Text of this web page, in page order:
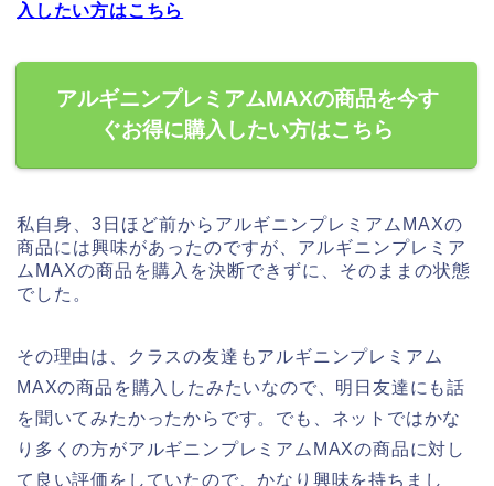
入したい方はこちら
アルギニンプレミアムMAXの商品を今す
ぐお得に購入したい方はこちら
私自身、3日ほど前からアルギニンプレミアムMAXの
商品には興味があったのですが、アルギニンプレミア
ムMAXの商品を購入を決断できずに、そのままの状態
でした。
その理由は、クラスの友達もアルギニンプレミアム
MAXの商品を購入したみたいなので、明日友達にも話
を聞いてみたかったからです。でも、ネットではかな
り多くの方がアルギニンプレミアムMAXの商品に対し
て良い評価をしていたので、かなり興味を持ちまし